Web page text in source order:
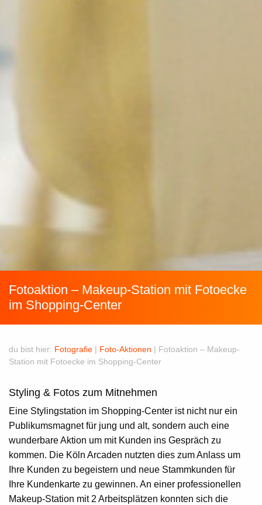
Fotoaktion – Makeup-Station mit Fotoecke
im Shopping-Center
du bist hier: Fotografie | Foto-Aktionen | Fotoaktion – Makeup-
Station mit Fotoecke im Shopping-Center
Styling & Fotos zum Mitnehmen
Eine Stylingstation im Shopping-Center ist nicht nur ein
Publikumsmagnet für jung und alt, sondern auch eine
wunderbare Aktion um mit Kunden ins Gespräch zu
kommen. Die Köln Arcaden nutzten dies zum Anlass um
Ihre Kunden zu begeistern und neue Stammkunden für
Ihre Kundenkarte zu gewinnen. An einer professionellen
Makeup-Station mit 2 Arbeitsplätzen konnten sich die